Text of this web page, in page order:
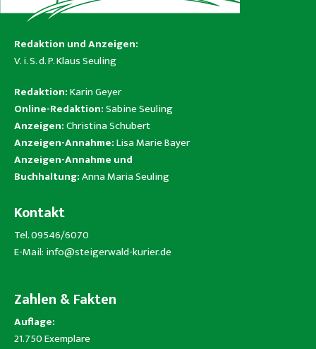
Redaktion und Anzeigen:
V. i. S. d. P. Klaus Seuling
Redaktion:Karin Geyer
Online-Redaktion:Sabine Seuling
Anzeigen:Christina Schubert
Anzeigen-Annahme:Lisa Marie Bayer
Anzeigen-Annahme und
Buchhaltung:Anna Maria Seuling
Kontakt
Tel. 09546/6070
E-Mail: info@steigerwald-kurier.de
Zahlen & Fakten
Auflage:
21.750 Exemplare